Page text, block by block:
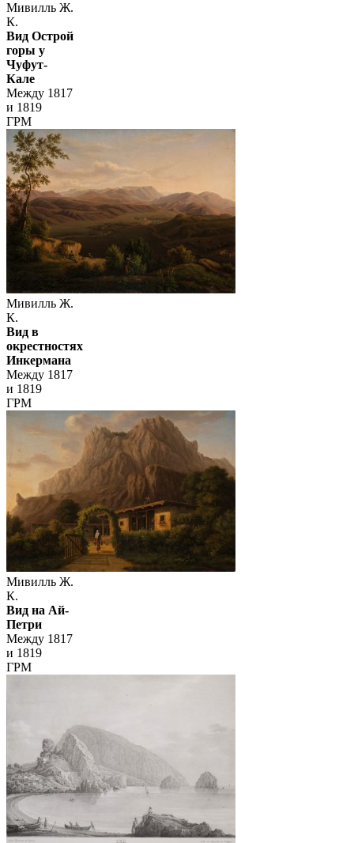
Мивилль Ж.
К.
Вид Острой
горы у
Чуфут-
Кале
Между 1817
и 1819
ГРМ
Мивилль Ж.
К.
Вид в
окрестностях
Инкермана
Между 1817
и 1819
ГРМ
Мивилль Ж.
К.
Вид на Ай-
Петри
Между 1817
и 1819
ГРМ